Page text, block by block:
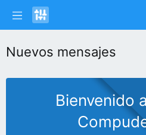
Nuevos mensajes
Bienvenido